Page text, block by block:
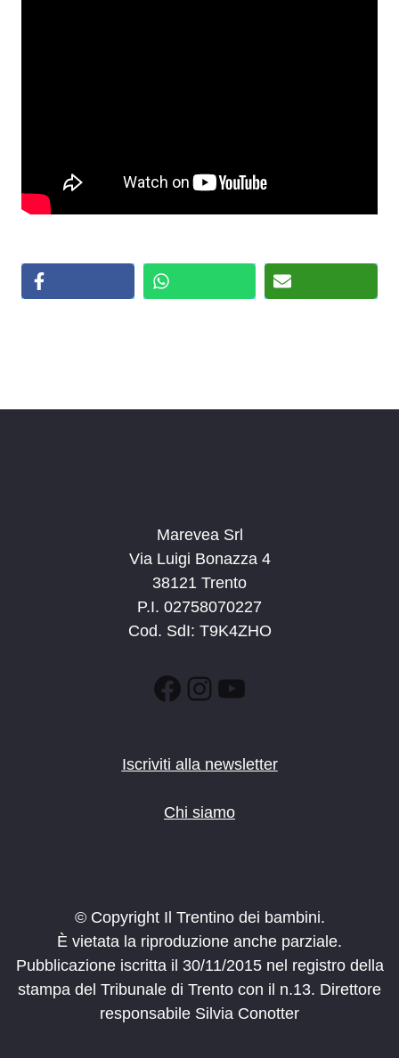
Marevea Srl
Via Luigi Bonazza 4
38121 Trento
P.I. 02758070227
Cod. SdI: T9K4ZHO
Facebook
Instagram
YouTube
Iscriviti alla newsletter
Chi siamo
© Copyright Il Trentino dei bambini.
È vietata la riproduzione anche parziale.
Pubblicazione iscritta il 30/11/2015 nel registro della
stampa del Tribunale di Trento con il n.13. Direttore
responsabile Silvia Conotter